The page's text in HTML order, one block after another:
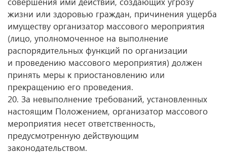
жизни или здоровью граждан, причинения ущерба
имуществу организатор массового мероприятия
(лицо, уполномоченное на выполнение
распорядительных функций по организации
и проведению массового мероприятия) должен
принять меры к приостановлению или
прекращению его проведения.
20. За невыполнение требований, установленных
настоящим Положением, организатор массового
мероприятия несет ответственность,
предусмотренную действующим
законодательством.